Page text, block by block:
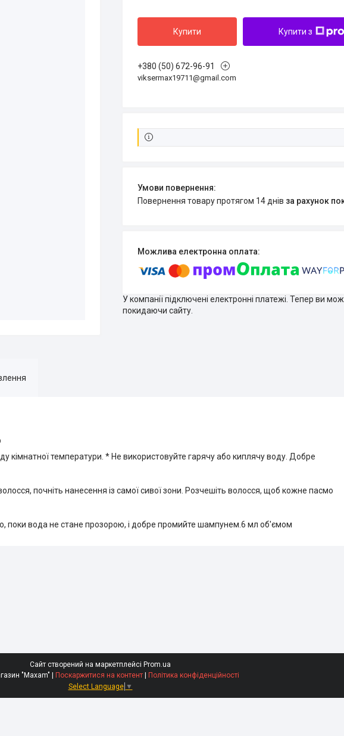
Купити Купити з
+380 (50) 672-96-91
viksermax19711@gmail.com
повернення товару протягом 14 днів за рахунок
У компанії підключені електронні платежі. Тепер ви
покидаючи сайту.
температури. * Не використовуйте гарячу або киплячу воду. Добре
почніть нанесення із самої сивої зони. Розчешіть волосся, щоб кожне пасмо
поки вода не стане прозорою, і добре промийте шампунем.6 мл об'ємом
Сайт створений на маркетплейсі Prom.ua
Поскаржитися на контент
Політика конфіденційності
Select Language ▼